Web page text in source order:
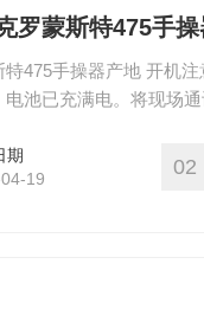
罗蒙斯特475手
特475手操器产地 开机
池已充满电。将现场
场通讯器，可按住开关
期
19
02